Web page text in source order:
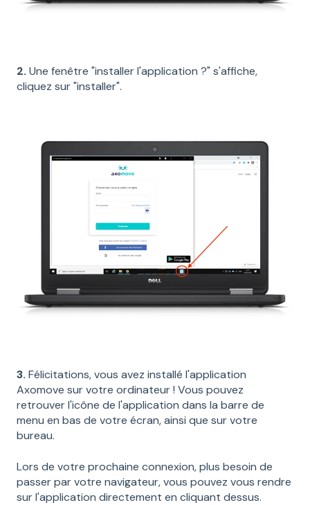
2. Une fenêtre "installer l'application ?" s'affiche,
cliquez sur "installer".
3. Félicitations, vous avez installé l'application
Axomove sur votre ordinateur ! Vous pouvez
retrouver l'icône de l'application dans la barre de
menu en bas de votre écran, ainsi que sur votre
bureau.
Lors de votre prochaine connexion, plus besoin de
passer par votre navigateur, vous pouvez vous rendre
sur l'application directement en cliquant dessus.